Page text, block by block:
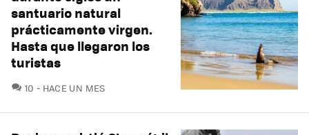
santuario natural
prácticamente virgen.
Hasta que llegaron los
turistas
10 COMENTARIOS
HACE UN MES